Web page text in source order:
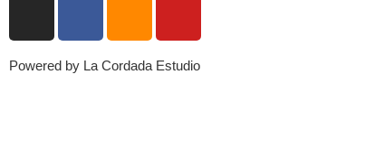
Powered by La Cordada Estudio